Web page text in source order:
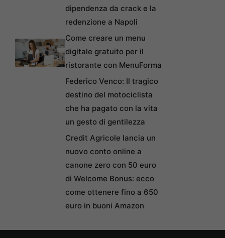
dipendenza da crack e la
redenzione a Napoli
Come creare un menu
digitale gratuito per il
ristorante con MenuForma
Federico Venco: Il tragico
destino del motociclista
che ha pagato con la vita
un gesto di gentilezza
Credit Agricole lancia un
nuovo conto online a
canone zero con 50 euro
di Welcome Bonus: ecco
come ottenere fino a 650
euro in buoni Amazon